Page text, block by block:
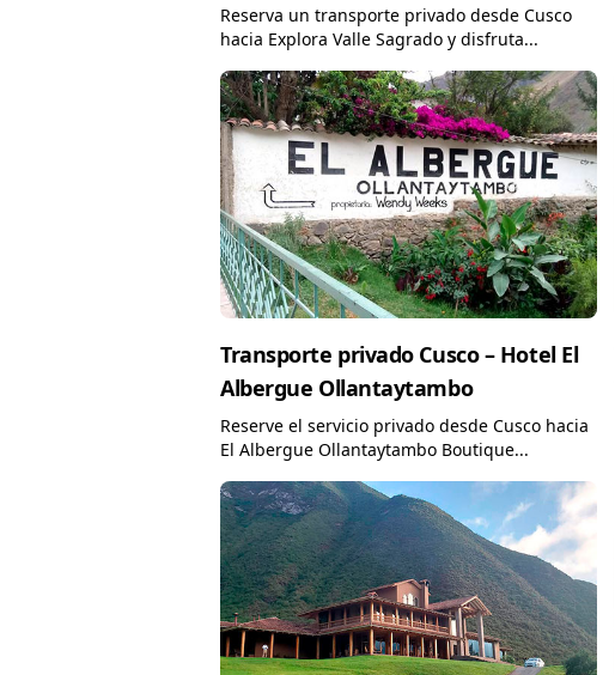
Reserva un transporte privado desde Cusco
hacia Explora Valle Sagrado y disfruta...
Transporte privado Cusco – Hotel El
Albergue Ollantaytambo
Reserve el servicio privado desde Cusco hacia
El Albergue Ollantaytambo Boutique...